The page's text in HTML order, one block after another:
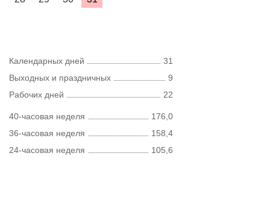
Календарных дней
31
Выходных и праздничных
9
Рабочих дней
22
40-часовая неделя
176,0
36-часовая неделя
158,4
24-часовая неделя
105,6